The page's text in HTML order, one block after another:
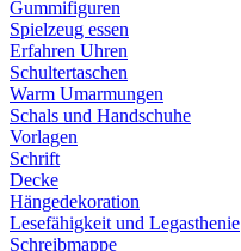
Gummifiguren
Spielzeug essen
Erfahren Uhren
Schultertaschen
Warm Umarmungen
Schals und Handschuhe
Vorlagen
Schrift
Decke
Hängedekoration
Lesefähigkeit und Legasthenie
Schreibmappe